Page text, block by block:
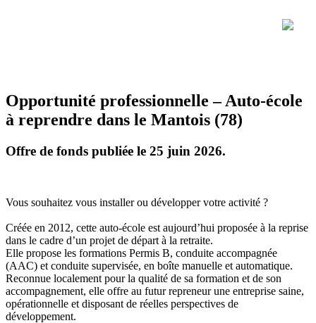
Opportunité professionnelle – Auto-école
à reprendre dans le Mantois (78)
Offre de fonds publiée le 25 juin 2026.
Vous souhaitez vous installer ou développer votre activité ?
Créée en 2012, cette auto-école est aujourd’hui proposée à la reprise
dans le cadre d’un projet de départ à la retraite.
Elle propose les formations Permis B, conduite accompagnée
(AAC) et conduite supervisée, en boîte manuelle et automatique.
Reconnue localement pour la qualité de sa formation et de son
accompagnement, elle offre au futur repreneur une entreprise saine,
opérationnelle et disposant de réelles perspectives de
développement.